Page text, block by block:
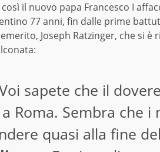
il nuovo papa Francesco I
77 anni, fin dalle prime
Joseph Ratzinger, che si è
sapete che il
Roma. Sembra che i
quasi alla fine